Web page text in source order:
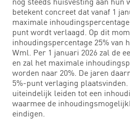
betekent concreet dat vanaf 1
maximale
punt wordt verlaagd. Op dit
inhoudingspercentage 25% van
Wml. Per 1 januari 2026 zal de
en zal het maximale
worden naar 20%. De jaren
5%-punt verlaging
uiteindelijk leiden tot een
waarmee de
eindigen.